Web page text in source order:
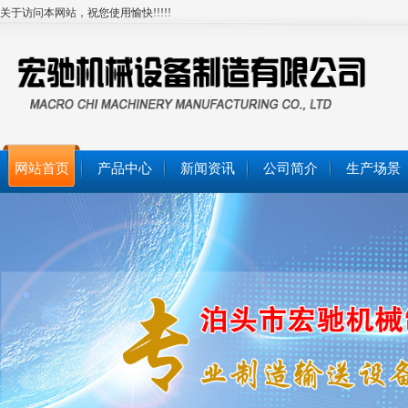
关于访问本网站，祝您使用愉快!!!!!
网站首页 产品中心 新闻资讯 公司简介 生产场景